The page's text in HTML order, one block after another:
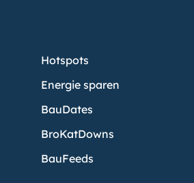
Hotspots
Energie sparen
BauDates
BroKatDowns
BauFeeds